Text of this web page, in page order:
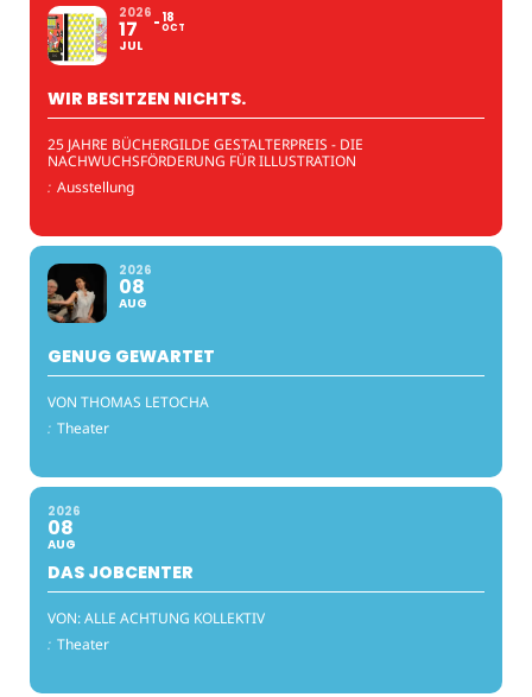
2026
17
JUL
18
OCT
WIR BESITZEN NICHTS.
25 JAHRE BÜCHERGILDE GESTALTERPREIS - DIE
NACHWUCHSFÖRDERUNG FÜR ILLUSTRATION
: Ausstellung
2026
08
AUG
GENUG GEWARTET
VON THOMAS LETOCHA
: Theater
2026
08
AUG
DAS JOBCENTER
VON: ALLE ACHTUNG KOLLEKTIV
: Theater